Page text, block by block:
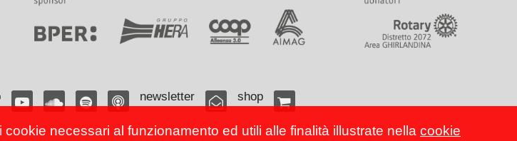
newsletter shop
necessari al funzionamento ed utili alle finalità illustrate nella cookie